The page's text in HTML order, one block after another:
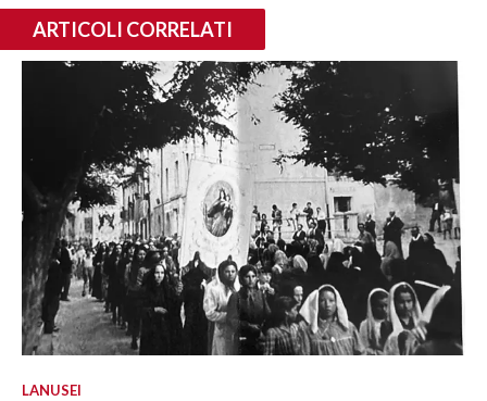
ARTICOLI CORRELATI
LANUSEI